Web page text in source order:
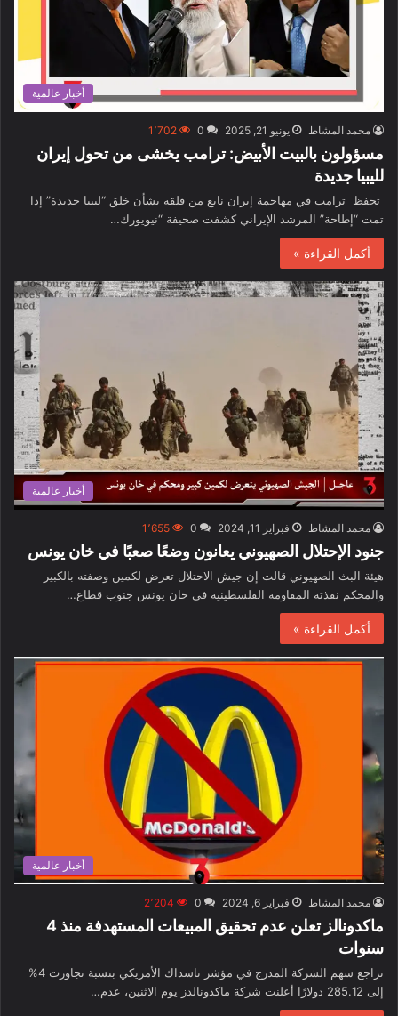
أخبار عالمية
محمد المشاط يونيو 21, 2025 0 1٬702
مسؤولون بالبيت الأبيض: ترامب يخشى من تحول إيران
لليبيا جديدة
تحفظ ترامب في مهاجمة إيران نابع من قلقه بشأن خلق “ليبيا جديدة” إذا
تمت “إطاحة” المرشد الإيراني كشفت صحيفة “نيويورك…
أكمل القراءة »
أخبار عالمية
محمد المشاط فبراير 11, 2024 0 1٬655
جنود الإحتلال الصهيوني يعانون وضعًا صعبًا في خان يونس
هيئة البث الصهيوني قالت إن جيش الاحتلال تعرض لكمين وصفته بالكبير
والمحكم نفذته المقاومة الفلسطينية في خان يونس جنوب قطاع…
أكمل القراءة »
أخبار عالمية
محمد المشاط فبراير 6, 2024 0 2٬204
ماكدونالز تعلن عدم تحقيق المبيعات المستهدفة منذ 4
سنوات
تراجع سهم الشركة المدرج في مؤشر ناسداك الأمريكي بنسبة تجاوزت 4%
إلى 285.12 دولارًا أعلنت شركة ماكدونالدز يوم الاثنين، عدم…